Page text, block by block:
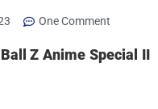
One Comment
Z Anime Special II